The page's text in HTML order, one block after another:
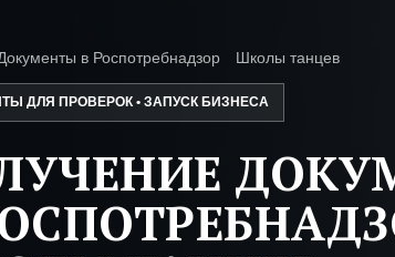
в Роспотребнадзор Школы танцев
ДЛЯ ПРОВЕРОК • ЗАПУСК БИЗНЕСА